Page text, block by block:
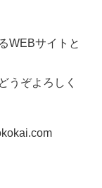
WEBサイトと
うぞよろしく